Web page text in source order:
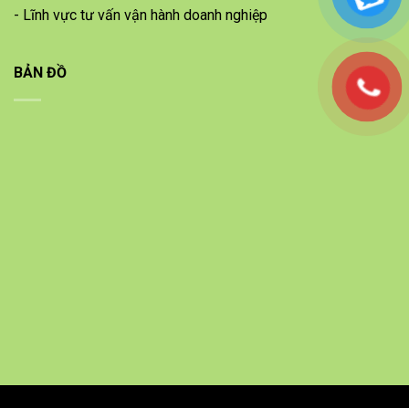
- Lĩnh vực tư vấn vận hành doanh nghiệp
BẢN ĐỒ